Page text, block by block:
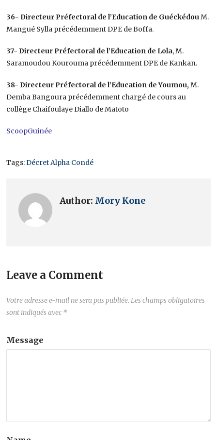
36- Directeur Préfectoral de l’Education de Guéckédou M.
Mangué Sylla précédemment DPE de Boffa.
37- Directeur Préfectoral de l’Education de Lola, M.
Saramoudou Kourouma précédemment DPE de Kankan.
38- Directeur Préfectoral de l’Education de Youmou, M.
Demba Bangoura précédemment chargé de cours au
collège Chaifoulaye Diallo de Matoto
ScoopGuinée
Tags: Décret Alpha Condé
Author: Mory Kone
Leave a Comment
Votre adresse e-mail ne sera pas publiée. Les champs obligatoires
sont indiqués avec *
Message